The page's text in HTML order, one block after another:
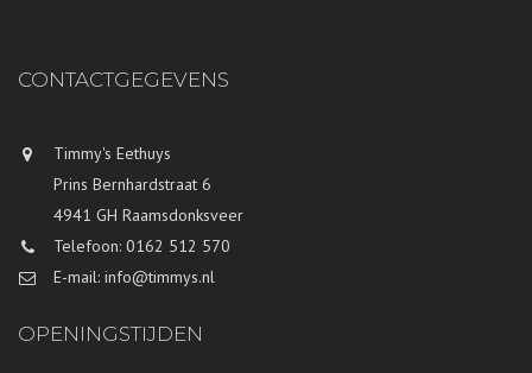
CONTACTGEGEVENS
Timmy's Eethuys
Prins Bernhardstraat 6
4941 GH Raamsdonksveer
Telefoon: 0162 512 570
E-mail: info@timmys.nl
OPENINGSTIJDEN